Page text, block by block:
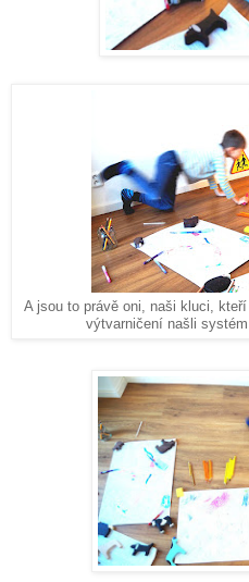
A jsou to právě oni, naši kluci,
výtvarničení našli